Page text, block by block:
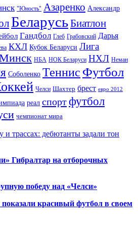
"Юность" Азаренко Александр
БеларусьБиатлон
Гандбол Глеб Грабовский Дарья
КХЛ Кубок Беларуси Лига
НБА НОК Беларуси НХЛ Неман
Соболенко Теннис Футбол
Челси Шахтер брест евро 2012
реал спортфутбол
чемпионат мира
и трассах: дебютанты задали тон
Гибралтар на отборочных
победу над «Челси»
красивый футбол в своем